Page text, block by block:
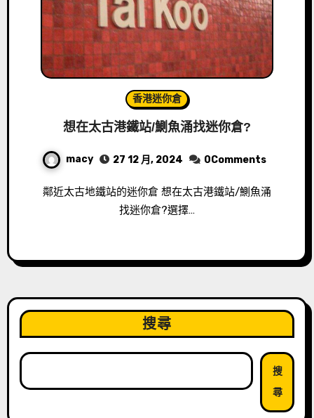
香港迷你倉
想在太古港鐵站/鰂魚涌找迷你倉?
macy 27 12 月, 2024 0Comments
鄰近太古地鐵站的迷你倉 想在太古港鐵站/鰂魚涌
找迷你倉?選擇…
搜尋
搜
尋